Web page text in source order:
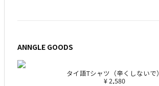
ANNGLE GOODS
タイ語Tシャツ（辛くしないで）
¥ 2,580